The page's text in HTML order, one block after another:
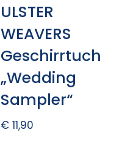
ULSTER
WEAVERS
Geschirrtuch
„Wedding
Sampler“
€11,90